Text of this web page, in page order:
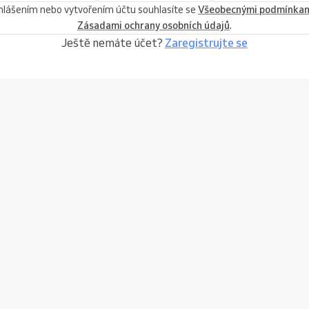
nebo vytvořením účtu souhlasíte se Všeobecnými
Zásadami ochrany osobních údajů.
Ještě nemáte účet? Zaregistrujte se